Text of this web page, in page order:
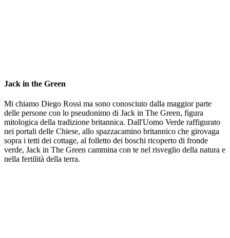
Jack in the Green
Mi chiamo Diego Rossi ma sono conosciuto dalla maggior parte
delle persone con lo pseudonimo di Jack in The Green, figura
mitologica della tradizione britannica. Dall'Uomo Verde raffigurato
nei portali delle Chiese, allo spazzacamino britannico che girovaga
sopra i tetti dei cottage, al folletto dei boschi ricoperto di fronde
verde, Jack in The Green cammina con te nel risveglio della natura e
nella fertilità della terra.